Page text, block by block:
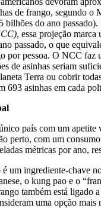
de frango, segundo o
bilhões do ano passado).
, essa projeção
passado, o que
por pessoa. O NCC faz
de asinhas seriam
Terra ou cobrir
693 asinhas em cada
país com um apetite
perto, com um
métricas por ano,
é um ingrediente-chave
o kung pao e o
também está ligado a
uma opção mais